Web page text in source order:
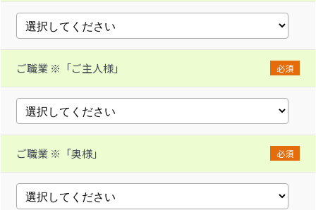
ご職業 ※「ご主人様」 必須
ご職業 ※「奥様」 必須